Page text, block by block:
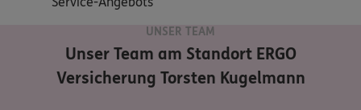
UNSER TEAM
Unser Team am StandortERGO
Versicherung Torsten Kugelmann